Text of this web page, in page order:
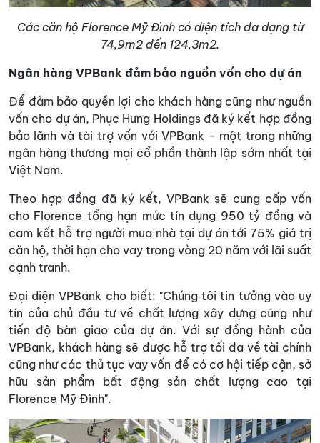
Các căn hộ Florence Mỹ Đình có diện tích đa dạng từ
74,9m2 đến 124,3m2.
Ngân hàng VPBank đảm bảo nguồn vốn cho dự án
Để đảm bảo quyền lợi cho khách hàng cũng như nguồn
vốn cho dự án, Phục Hưng Holdings đã ký kết hợp đồng
bảo lãnh và tài trợ vốn với VPBank - một trong những
ngân hàng thương mại cổ phần thành lập sớm nhất tại
Việt Nam.
Theo hợp đồng đã ký kết, VPBank sẽ cung cấp vốn
cho Florence tổng hạn mức tín dụng 950 tỷ đồng và
cam kết hỗ trợ người mua nhà tại dự án tới 75% giá trị
căn hộ, thời hạn cho vay trong vòng 20 năm với lãi suất
cạnh tranh.
Đại diện VPBank cho biết: "Chúng tôi tin tưởng vào uy
tín của chủ đầu tư về chất lượng xây dựng cũng như
tiến độ bàn giao của dự án. Với sự đồng hành của
VPBank, khách hàng sẽ được hỗ trợ tối đa về tài chính
cũng như các thủ tục vay vốn để có cơ hội tiếp cận, sở
hữu sản phẩm bất động sản chất lượng cao tại
Florence Mỹ Đình".